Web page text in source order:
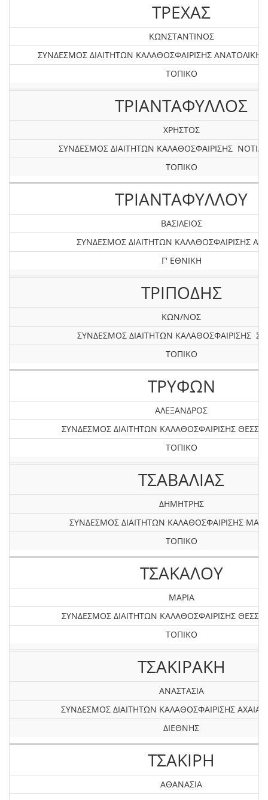
ΤΡΕΧΑΣ
ΚΩΝΣΤΑΝΤΙΝΟΣ
ΣΥΝΔΕΣΜΟΣ ΔΙΑΙΤΗΤΩΝ ΚΑΛΑΘΟΣΦΑΙΡΙΣΗΣ
ΤΟΠΙΚΟ
ΤΡΙΑΝΤΑΦΥΛΛΟΣ
ΧΡΗΣΤΟΣ
ΣΥΝΔΕΣΜΟΣ ΔΙΑΙΤΗΤΩΝ ΚΑΛΑΘΟΣΦΑΙΡΙΣΗΣ
ΤΟΠΙΚΟ
ΤΡΙΑΝΤΑΦΥΛΛΟΥ
ΒΑΣΙΛΕΙΟΣ
ΣΥΝΔΕΣΜΟΣ ΔΙΑΙΤΗΤΩΝ ΚΑΛΑΘΟΣΦΑΙΡΙΣΗΣ
Γ' ΕΘΝΙΚΗ
ΤΡΙΠΟΔΗΣ
ΚΩΝ/ΝΟΣ
ΣΥΝΔΕΣΜΟΣ ΔΙΑΙΤΗΤΩΝ ΚΑΛΑΘΟΣΦΑΙΡΙΣΗΣ
ΤΟΠΙΚΟ
ΤΡΥΦΩΝ
ΑΛΕΞΑΝΔΡΟΣ
ΣΥΝΔΕΣΜΟΣ ΔΙΑΙΤΗΤΩΝ ΚΑΛΑΘΟΣΦΑΙΡΙΣΗΣ
ΤΟΠΙΚΟ
ΤΣΑΒΑΛΙΑΣ
ΔΗΜΗΤΡΗΣ
ΣΥΝΔΕΣΜΟΣ ΔΙΑΙΤΗΤΩΝ ΚΑΛΑΘΟΣΦΑΙΡΙΣΗΣ
ΤΟΠΙΚΟ
ΤΣΑΚΑΛΟΥ
ΜΑΡΙΑ
ΣΥΝΔΕΣΜΟΣ ΔΙΑΙΤΗΤΩΝ ΚΑΛΑΘΟΣΦΑΙΡΙΣΗΣ
ΤΟΠΙΚΟ
ΤΣΑΚΙΡΑΚΗ
ΑΝΑΣΤΑΣΙΑ
ΣΥΝΔΕΣΜΟΣ ΔΙΑΙΤΗΤΩΝ ΚΑΛΑΘΟΣΦΑΙΡΙΣΗΣ AXAIAΣ
ΔΙΕΘΝΗΣ
ΤΣΑΚΙΡΗ
ΑΘΑΝΑΣΙΑ